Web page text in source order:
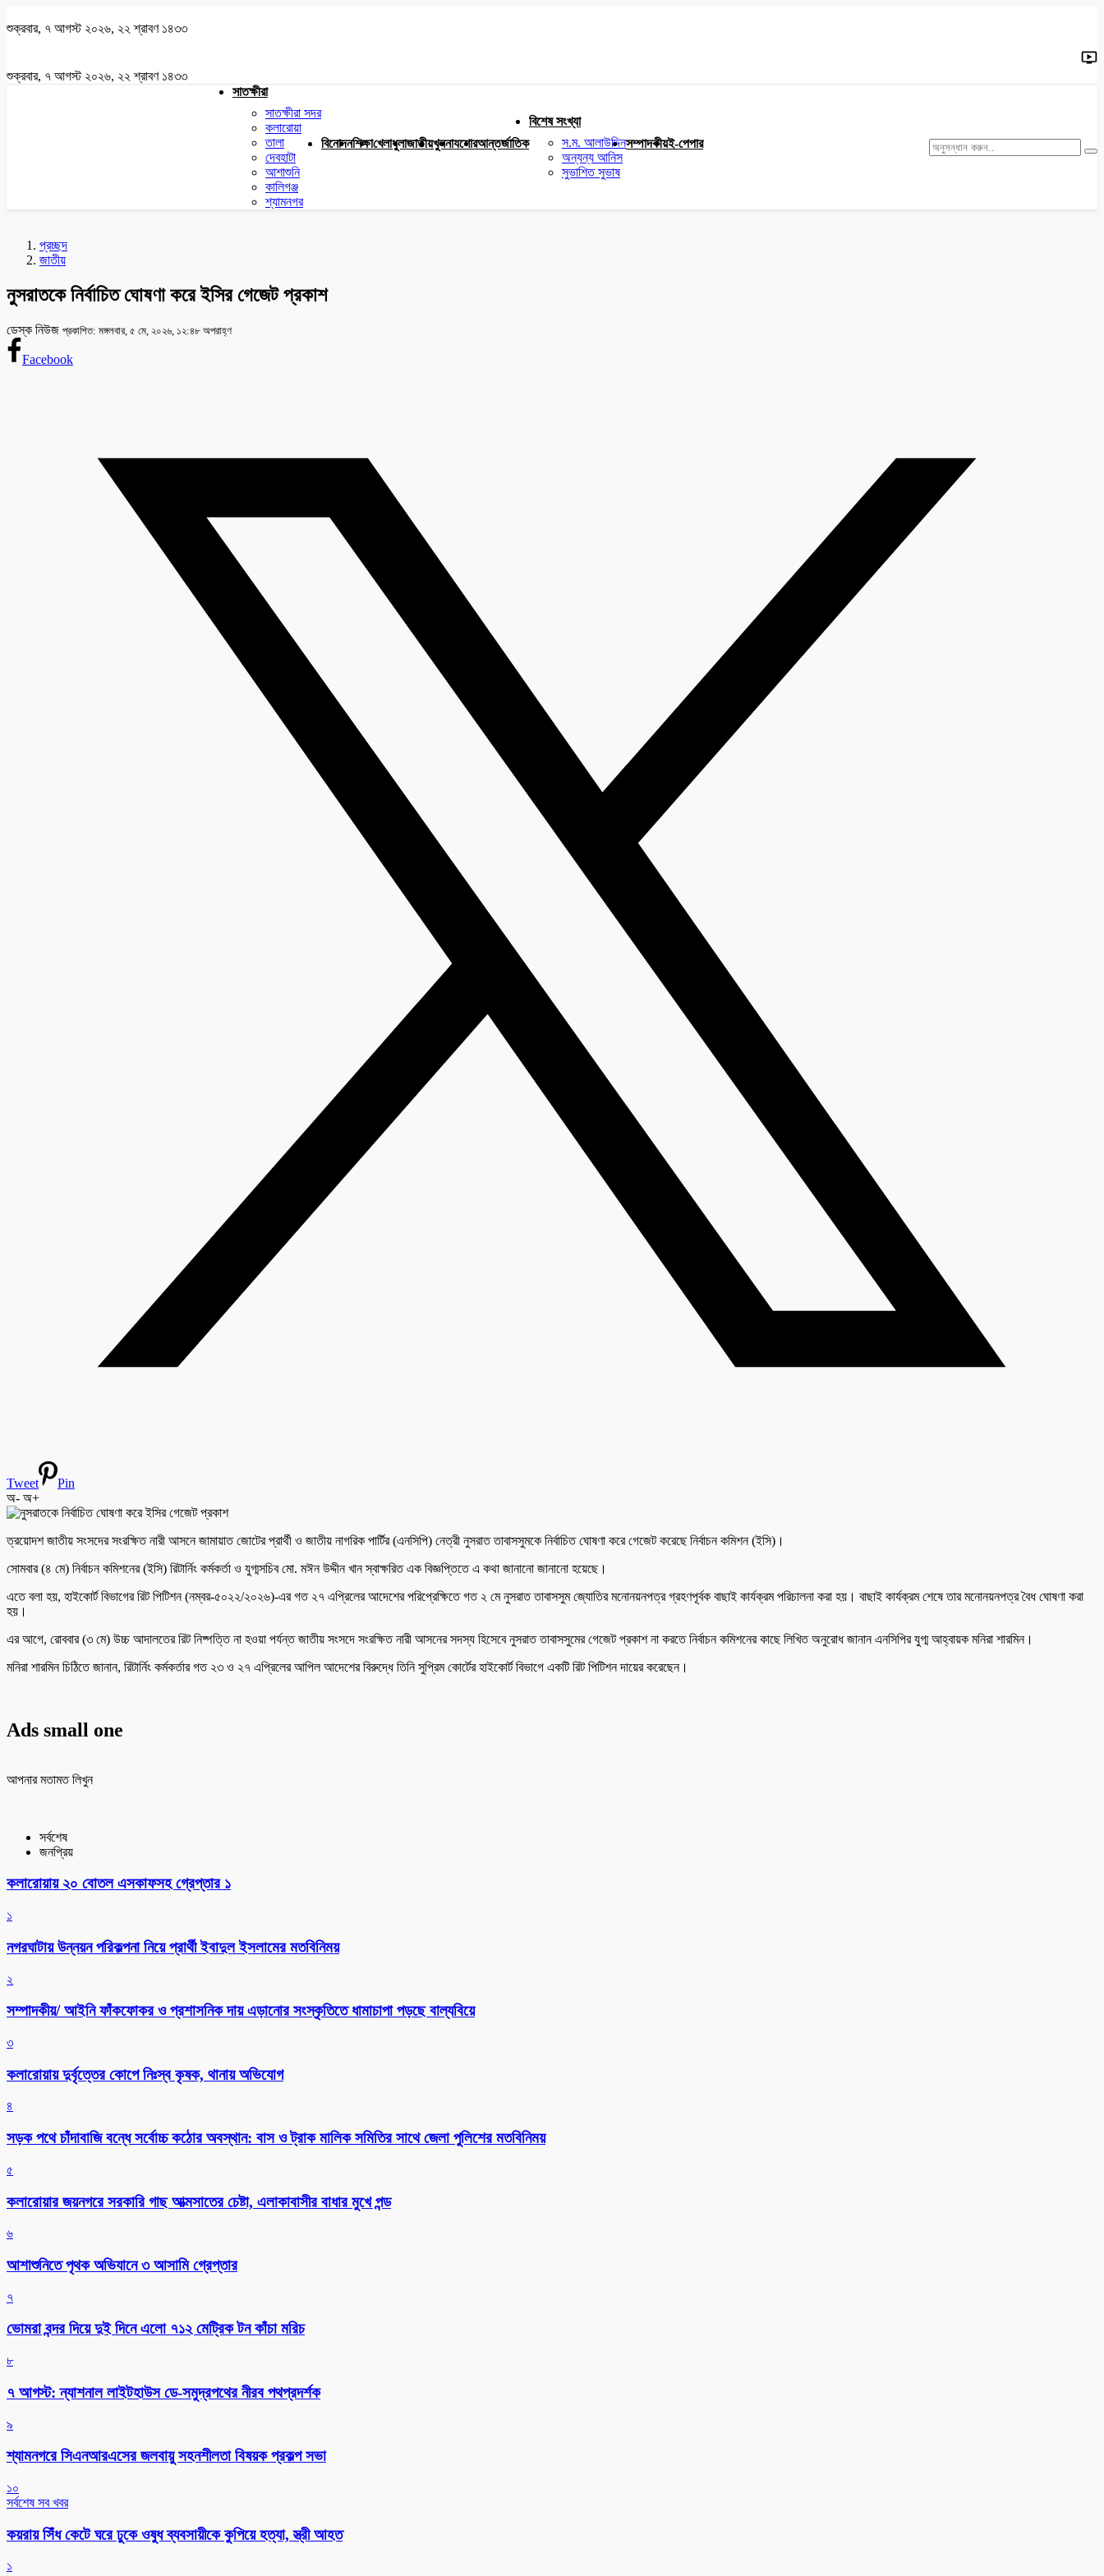
শুক্রবার, ৭ আগস্ট ২০২৬, ২২ শ্রাবণ ১৪৩৩
শুক্রবার, ৭ আগস্ট ২০২৬, ২২ শ্রাবণ ১৪৩৩
সাতক্ষীরা
সাতক্ষীরা সদর
কলারোয়া
তালা
দেবহাটা
আশাশুনি
কালিগঞ্জ
শ্যামনগর
বিনোদনশিক্ষাখেলাধুলাজাতীয়খুলনাযশোরআন্তর্জাতিক
বিশেষ সংখ্যা
স.ম. আলাউদ্দিন
অন্যন্য আনিস
সুভাশিত সুভাষ
সম্পাদকীয়ই-পেপার
প্রচ্ছদ
জাতীয়
নুসরাতকে নির্বাচিত ঘোষণা করে ইসির গেজেট প্রকাশ
ডেস্ক নিউজ প্রকাশিত: মঙ্গলবার, ৫ মে, ২০২৬, ১২:৪৮ অপরাহ্ণ
Facebook
Tweet
Pin
অ- অ+
ত্রয়োদশ জাতীয় সংসদের সংরক্ষিত নারী আসনে জামায়াত জোটের প্রার্থী ও জাতীয় নাগরিক পার্টির (এনসিপি) নেত্রী নুসরাত তাবাসসুমকে নির্বাচিত ঘোষণা করে গেজেট করেছে নির্বাচন কমিশন (ইসি)।
সোমবার (৪ মে) নির্বাচন কমিশনের (ইসি) রিটার্নিং কর্মকর্তা ও যুগ্মসচিব মো. মঈন উদ্দীন খান স্বাক্ষরিত এক বিজ্ঞপ্তিতে এ কথা জানানো জানানো হয়েছে।
এতে বলা হয়, হাইকোর্ট বিভাগের রিট পিটিশন (নম্বর-৫০২২/২০২৬)-এর গত ২৭ এপ্রিলের আদেশের পরিপ্রেক্ষিতে গত ২ মে নুসরাত তাবাসসুম জ্যোতির মনোনয়নপত্র গ্রহণপূর্বক বাছাই কার্যক্রম পরিচালনা করা হয়। বাছাই কার্যক্রম শেষে তার মনোনয়নপত্র বৈধ ঘোষণা করা
হয়।
এর আগে, রোববার (৩ মে) উচ্চ আদালতের রিট নিষ্পত্তি না হওয়া পর্যন্ত জাতীয় সংসদে সংরক্ষিত নারী আসনের সদস্য হিসেবে নুসরাত তাবাসসুমের গেজেট প্রকাশ না করতে নির্বাচন কমিশনের কাছে লিখিত অনুরোধ জানান এনসিপির যুগ্ম আহ্বায়ক মনিরা শারমিন।
মনিরা শারমিন চিঠিতে জানান, রিটার্নিং কর্মকর্তার গত ২৩ ও ২৭ এপ্রিলের আপিল আদেশের বিরুদ্ধে তিনি সুপ্রিম কোর্টের হাইকোর্ট বিভাগে একটি রিট পিটিশন দায়ের করেছেন।
Ads small one
আপনার মতামত লিখুন
সর্বশেষ
জনপ্রিয়
কলারোয়ায় ২০ বোতল এসকাফসহ গ্রেপ্তার ১
১
নগরঘাটায় উন্নয়ন পরিকল্পনা নিয়ে প্রার্থী ইবাদুল ইসলামের মতবিনিময়
২
সম্পাদকীয়/ আইনি ফাঁকফোকর ও প্রশাসনিক দায় এড়ানোর সংস্কৃতিতে ধামাচাপা পড়ছে বাল্যবিয়ে
৩
কলারোয়ায় দুর্বৃত্তের কোপে নিঃস্ব কৃষক, থানায় অভিযোগ
৪
সড়ক পথে চাঁদাবাজি বন্ধে সর্বোচ্চ কঠোর অবস্থান: বাস ও ট্রাক মালিক সমিতির সাথে জেলা পুলিশের মতবিনিময়
৫
কলারোয়ার জয়নগরে সরকারি গাছ আত্মসাতের চেষ্টা, এলাকাবাসীর বাধার মুখে পন্ড
৬
আশাশুনিতে পৃথক অভিযানে ৩ আসামি গ্রেপ্তার
৭
ভোমরা বন্দর দিয়ে দুই দিনে এলো ৭১২ মেট্রিক টন কাঁচা মরিচ
৮
৭ আগস্ট: ন্যাশনাল লাইটহাউস ডে-সমুদ্রপথের নীরব পথপ্রদর্শক
৯
শ্যামনগরে সিএনআরএসের জলবায়ু সহনশীলতা বিষয়ক প্রকল্প সভা
১০
সর্বশেষ সব খবর
কয়রায় সিঁধ কেটে ঘরে ঢুকে ওষুধ ব্যবসায়ীকে কুপিয়ে হত্যা, স্ত্রী আহত
১